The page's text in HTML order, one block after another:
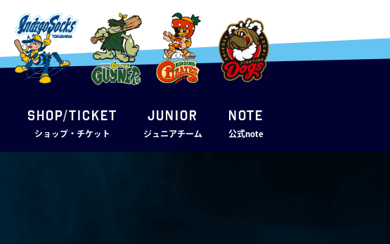
SHOP/TICKET
ショップ・チケット
JUNIOR
ジュニアチーム
note
公式note